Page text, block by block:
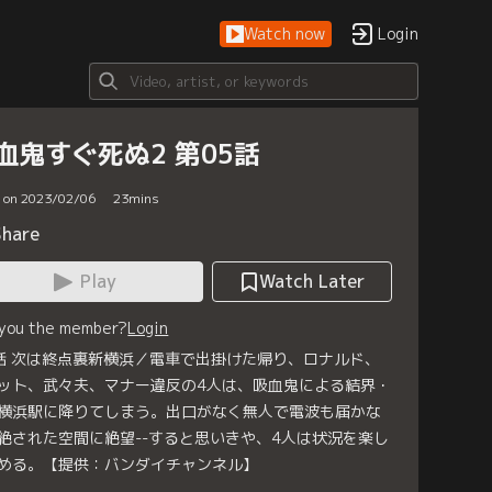
Watch now Login
鬼すぐ死ぬ2 第05話
on 2023/02/06 23mins
Play
Watch Later
the member?Login
次は終点裏新横浜／電車で出掛けた帰り、ロナルド、
ト、武々夫、マナー違反の4人は、吸血鬼による結界・
浜駅に降りてしまう。出口がなく無人で電波も届かな
された空間に絶望--すると思いきや、4人は状況を楽し
る。【提供：バンダイチャンネル】